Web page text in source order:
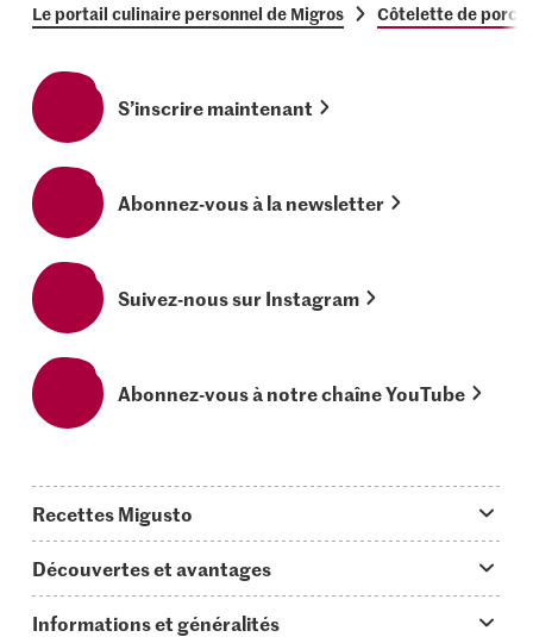
Le portail culinaire personnel de Migros Côtelette de porc
S’inscrire maintenant
Abonnez-vous à la newsletter
Suivez-nous sur Instagram
Abonnez-vous à notre chaîne YouTube
Recettes Migusto
Idées de menus
Découvertes et avantages
Informations et généralités